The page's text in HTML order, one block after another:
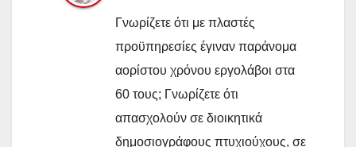
Γνωρίζετε ότι με πλαστές
προϋπηρεσίες έγιναν παράνομα
αορίστου χρόνου εργολάβοι στα
60 τους; Γνωρίζετε ότι
απασχολούν σε διοικητικά
δημοσιογράφους πτυχιούχους, σε